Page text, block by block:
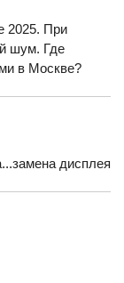
2025. При
шум. Где
в Москве?
дисплея